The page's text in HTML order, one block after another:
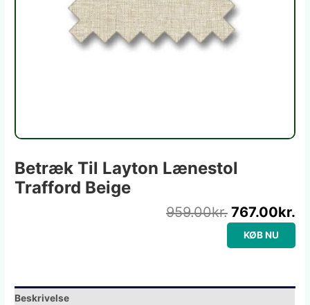
Betræk Til Layton Lænestol
Trafford Beige
959.00kr. 767.00kr.
KØB NU
Beskrivelse